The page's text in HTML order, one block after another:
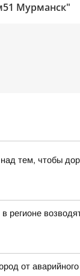
Мурманск"
тем, чтобы
в регионе
от